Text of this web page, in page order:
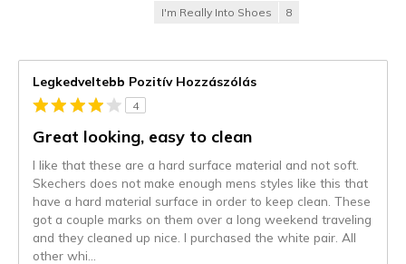
I'm Really Into Shoes 8
Legkedveltebb Pozitív Hozzászólás
4
Great looking, easy to clean
I like that these are a hard surface material and not soft.
Skechers does not make enough mens styles like this that
have a hard material surface in order to keep clean. These
got a couple marks on them over a long weekend traveling
and they cleaned up nice. I purchased the white pair. All
other whi